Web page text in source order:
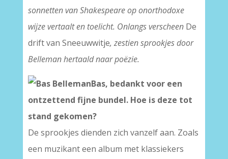
sonnetten van Shakespeare op onorthodoxe
wijze vertaalt en toelicht. Onlangs verscheen De
drift van Sneeuwwitje, zestien sprookjes door
Belleman hertaald naar poëzie.
Bas, bedankt voor een
ontzettend fijne bundel. Hoe is deze tot
stand gekomen?
De sprookjes dienden zich vanzelf aan. Zoals
een muzikant een album met klassiekers